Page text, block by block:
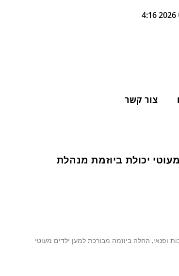
צור קשר
יכולת ביוזמת מנהלת
ופנאי, החלה ביוזמה מבורכת למען ילדים מעוטי